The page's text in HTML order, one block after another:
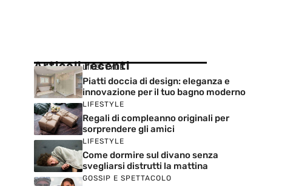
Articoli recenti
LIFESTYLE
Piatti doccia di design: eleganza e
innovazione per il tuo bagno moderno
LIFESTYLE
Regali di compleanno originali per
sorprendere gli amici
LIFESTYLE
Come dormire sul divano senza
svegliarsi distrutti la mattina
GOSSIP E SPETTACOLO